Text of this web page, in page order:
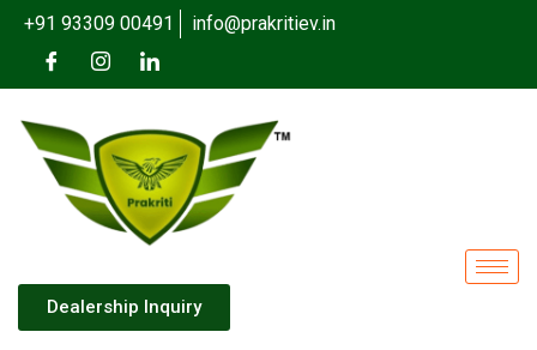
+91 93309 00491 info@prakritiev.in
Dealership Inquiry